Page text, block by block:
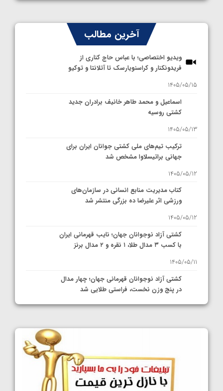
آخرین مطالب
ویدیو اختصاصی؛ با عباس حاج کناری از
فریدونکنار و کراسنویارسک تا آتلانتا و توکیو
1405/05/15
اسماعیل و محمد طاهر خانیف برادران جدید
کشتی روسیه
1405/05/13
ترکیب تیم‌های ملی کشتی جوانان ایران برای
جهانی براتیسلاوا مشخص شد
1405/05/12
کتاب مدیریت منابع انسانی در سازمان‌های
ورزشی اثر علیرضا ده بزرگی منتشر شد
1405/05/12
کشتی آزاد نوجوانان جهان؛ نایب قهرمانی ایران
با کسب ۳ مدال طلا، ۱ نقره و ۲ مدال برنز
1405/05/11
کشتی آزاد نوجوانان قهرمانی جهان؛ چهار مدال
در پنج وزن نخست، فراستی طلایی شد
1405/05/11
کشتی آزاد نوجوانان جهان؛ رقبای نمایندگان
ایران مشخص شدند